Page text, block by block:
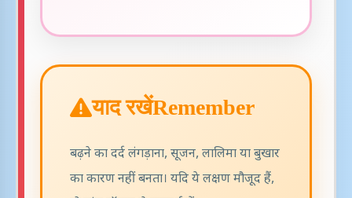
याद रखेंRemember
बढ़ने का दर्द लंगड़ाना, सूजन, लालिमा या बुखार
का कारण नहीं बनता। यदि ये लक्षण मौजूद हैं,